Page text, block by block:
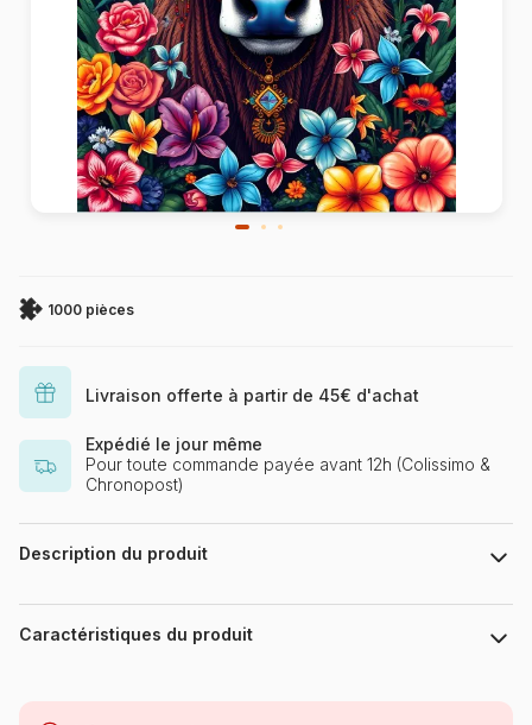
1000 pièces
Livraison offerte à partir de 45€ d'achat
Expédié le jour même
Pour toute commande payée avant 12h (Colissimo &
Chronopost)
Description du produit
123RF
Caractéristiques du produit